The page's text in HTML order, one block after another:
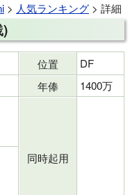
> 人気ランキング > 詳細
位置
DF
年俸 1400万
同時起用